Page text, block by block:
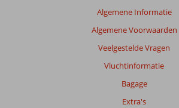
Algemene Informatie
Algemene Voorwaarden
Veelgestelde Vragen
Vluchtinformatie
Bagage
Extra's